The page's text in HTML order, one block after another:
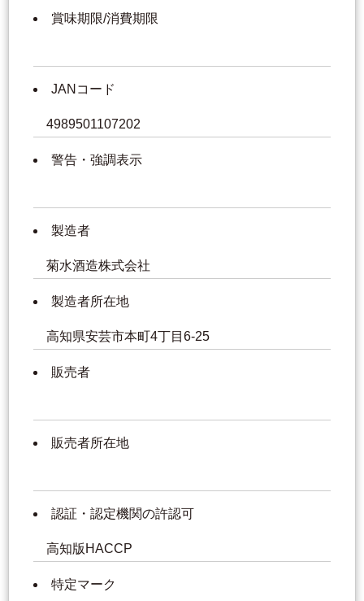
賞味期限/消費期限
JANコード
4989501107202
警告・強調表示
製造者
菊水酒造株式会社
製造者所在地
高知県安芸市本町4丁目6-25
販売者
販売者所在地
認証・認定機関の許認可
高知版HACCP
特定マーク